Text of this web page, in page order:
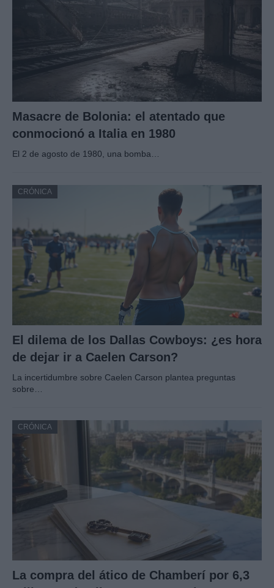
Masacre de Bolonia: el atentado que
conmocionó a Italia en 1980
El 2 de agosto de 1980, una bomba…
CRÓNICA
El dilema de los Dallas Cowboys: ¿es hora
de dejar ir a Caelen Carson?
La incertidumbre sobre Caelen Carson plantea preguntas
sobre…
CRÓNICA
La compra del ático de Chamberí por 6,3